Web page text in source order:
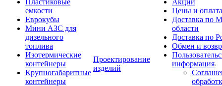
Пластиковые
емкости
Еврокубы
Мини АЗС для
дизельного
топлива
Изотермические
контейнеры
Крупногабаритные
контейнеры
Проектирование
изделий
Акции
Цены и оплата
Доставка по
области
Доставка по
Обмен и
информация